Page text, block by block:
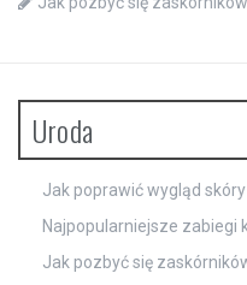
Uroda
Jak poprawić wygląd
Najpopularniejsze zabiegi
Jak pozbyć się